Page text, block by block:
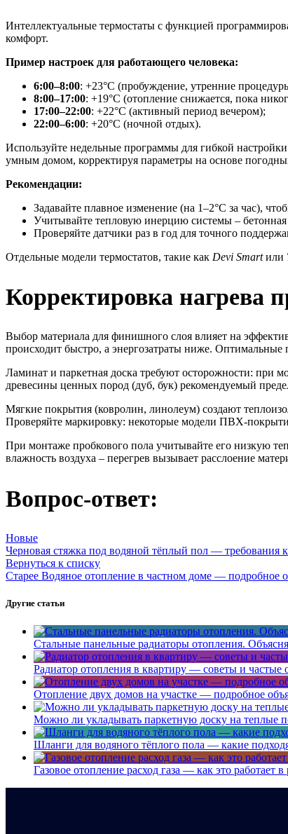
Интеллектуальные термостаты с функцией
комфорт.
Пример настроек для работающего человека:
6:00–8:00: +23°C (пробуждение, утренние
8:00–17:00: +19°C (отопление снижается, пока
17:00–22:00: +22°C (активный период вечером);
22:00–6:00: +20°C (ночной отдых).
Используйте недельные программы для гибкой
умным домом, корректируя параметры на основе
Рекомендации:
Задавайте плавное изменение (на 1–2°C за час),
Учитывайте тепловую инерцию системы – бетонная
Проверяйте датчики раз в год для точного
Отдельные модели термостатов, такие как Devi Smartили
Корректировка нагрева
Выбор материала для финишного слоя влияет на
происходит быстро, а энергозатраты ниже.
Ламинат и паркетная доска требуют осторожности: при
древесины ценных пород (дуб, бук) рекомендуемый
Мягкие покрытия (ковролин, линолеум) создают
Проверяйте маркировку: некоторые модели ПВХ-
При монтаже пробкового пола учитывайте его низкую
влажность воздуха – перегрев вызывает расслоение
Вопрос-ответ:
Новые
Черновая стяжка под водяной тёплый пол — требования
Вернуться к списку
Старее Водяное отопление в частном доме — подробное
Другие статьи
Стальные панельные радиаторы отопления.
Радиатор отопления в квартиру — советы и частые
Отопление двух домов на участке — подробное
Можно ли укладывать паркетную доску на теплые
Шланги для водяного тёплого пола — какие
Газовое отопление расход газа — как это работает в